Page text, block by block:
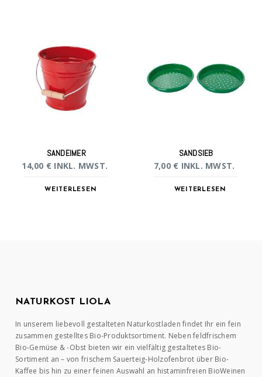
SANDEIMER
14,00 € INKL. MWST.
WEITERLESEN
SANDSIEB
7,00 € INKL. MWST.
WEITERLESEN
NATURKOST LIOLA
In unserem liebevoll gestalteten Naturkostladen findet Ihr ein fein
zusammen gestelltes Bio-Produktsortiment. Neben feldfrischem
Bio-Gemüse & -Obst bieten wir ein vielfältig gestaltetes Bio-
Sortiment an – von frischem Sauerteig-Holzofenbrot über Bio-
Kaffee bis hin zu einer feinen Auswahl an histaminfreien BioWeinen